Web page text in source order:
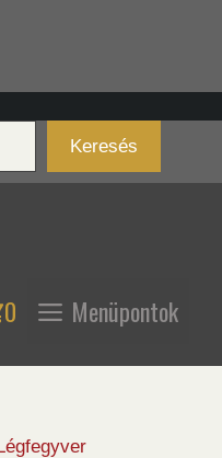
Keresés
0 Menüpontok